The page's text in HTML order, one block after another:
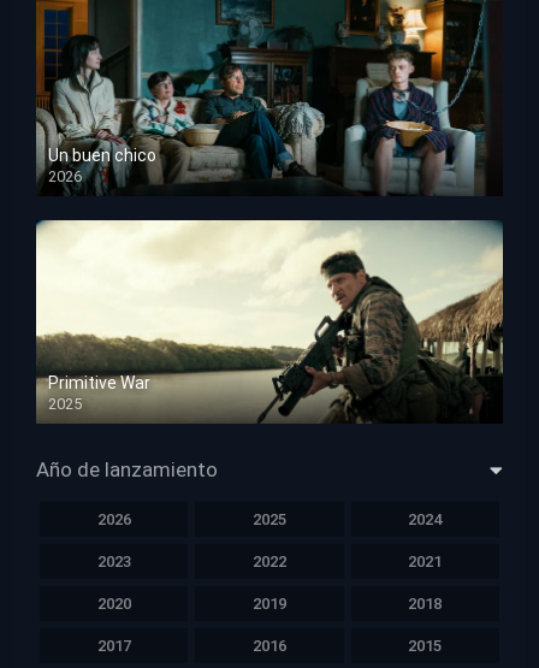
Un buen chico
2026
HD 1080p
Primitive War
2025
HD 1080p
Año de lanzamiento
2026 2025 2024
2023 2022 2021
2020 2019 2018
2017 2016 2015